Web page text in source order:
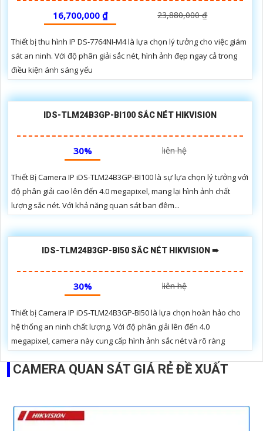
16,700,000 ₫ 23,880,000 ₫
Thiết bị thu hình IP DS-7764NI-M4 là lựa chọn lý tưởng cho việc giám
sát an ninh. Với độ phân giải sắc nét, hình ảnh đẹp ngay cả trong
điều kiện ánh sáng yếu
IDS-TLM24B3GP-BI100 SẮC NÉT HIKVISION
30% liên hệ
Thiết Bị Camera IP iDS-TLM24B3GP-BI100 là sự lựa chọn lý tưởng với
độ phân giải cao lên đến 4.0 megapixel, mang lại hình ảnh chất
lượng sắc nét. Với khả năng quan sát ban đêm...
IDS-TLM24B3GP-BI50 SẮC NÉT HIKVISION ➠
30% liên hệ
Thiết bị Camera IP iDS-TLM24B3GP-BI50 là lựa chọn hoàn hảo cho
hệ thống an ninh chất lượng. Với độ phân giải lên đến 4.0
megapixel, camera này cung cấp hình ảnh sắc nét và rõ ràng
CAMERA QUAN SÁT GIÁ RẺ ĐỀ XUẤT